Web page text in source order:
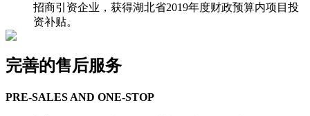
招商引资企业，获得湖北省2019年度财政预算内项目投
资补贴。
完善的售后服务
PRE-SALES AND ONE-STOP